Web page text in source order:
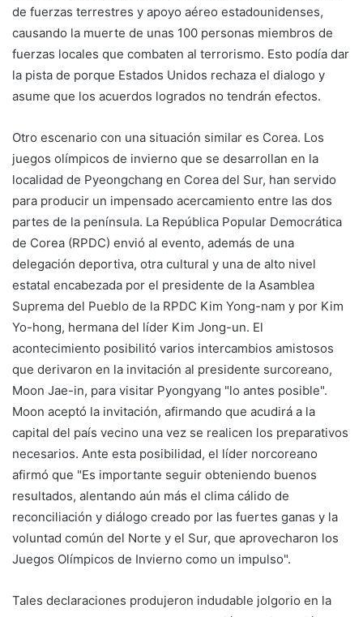
de fuerzas terrestres y apoyo aéreo estadounidenses,
causando la muerte de unas 100 personas miembros de
fuerzas locales que combaten al terrorismo. Esto podía dar
la pista de porque Estados Unidos rechaza el dialogo y
asume que los acuerdos logrados no tendrán efectos.
Otro escenario con una situación similar es Corea. Los
juegos olímpicos de invierno que se desarrollan en la
localidad de Pyeongchang en Corea del Sur, han servido
para producir un impensado acercamiento entre las dos
partes de la península. La República Popular Democrática
de Corea (RPDC) envió al evento, además de una
delegación deportiva, otra cultural y una de alto nivel
estatal encabezada por el presidente de la Asamblea
Suprema del Pueblo de la RPDC Kim Yong-nam y por Kim
Yo-hong, hermana del líder Kim Jong-un. El
acontecimiento posibilitó varios intercambios amistosos
que derivaron en la invitación al presidente surcoreano,
Moon Jae-in, para visitar Pyongyang "lo antes posible".
Moon aceptó la invitación, afirmando que acudirá a la
capital del país vecino una vez se realicen los preparativos
necesarios. Ante esta posibilidad, el líder norcoreano
afirmó que "Es importante seguir obteniendo buenos
resultados, alentando aún más el clima cálido de
reconciliación y diálogo creado por las fuertes ganas y la
voluntad común del Norte y el Sur, que aprovecharon los
Juegos Olímpicos de Invierno como un impulso".
Tales declaraciones produjeron indudable jolgorio en la